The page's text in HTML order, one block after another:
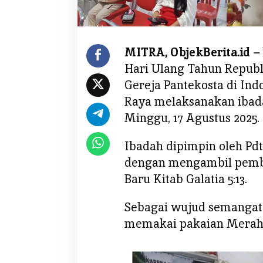
e
l
r
I
b
a
S
y
u
u
r
H
T
MITRA, ObjekBerita.id –
Hari Ulang Tahun
Gereja Pantekosta di
Raya melaksanakan
Minggu, 17 Agustus 2025.
Ibadah dipimpin oleh
dengan mengambil
Baru Kitab Galatia 5:13.
Sebagai wujud
memakai pakaian